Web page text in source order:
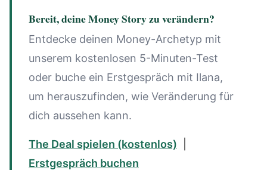
Bereit, deine Money Story zu verändern?
Entdecke deinen Money-Archetyp mit
unserem kostenlosen 5-Minuten-Test
oder buche ein Erstgespräch mit Ilana,
um herauszufinden, wie Veränderung für
dich aussehen kann.
The Deal spielen (kostenlos)
Erstgespräch buchen